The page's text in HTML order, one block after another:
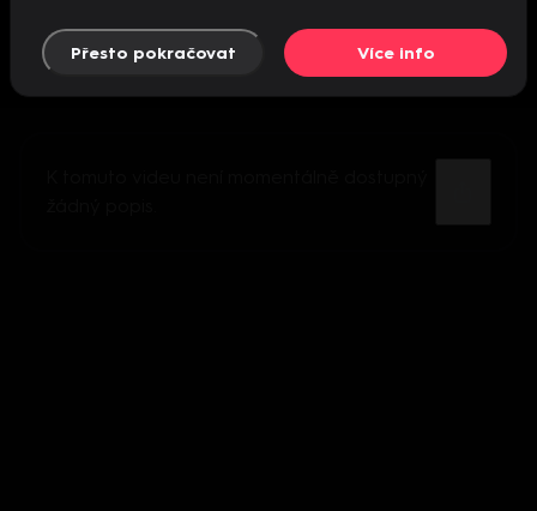
Přesto pokračovat Více info